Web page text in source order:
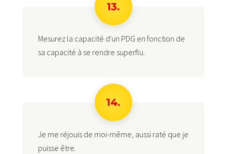
13.
Mesurez la capacité d'un PDG en fonction de
sa capacité à se rendre superflu.
14.
Je me réjouis de moi-même, aussi raté que je
puisse être.